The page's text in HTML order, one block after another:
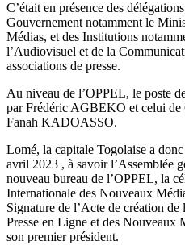
C’était en présence des
Gouvernement notamment le
Médias, et des Institutions
l’Audiovisuel et de la
associations de presse.
Au niveau de l’OPPEL, le poste
par Frédéric AGBEKO et celui de
Fanah
Lomé, la capitale Togolaise a
avril 2023 , à savoir l’Assemblée
nouveau bureau de l’OPPEL, la
Internationale des Nouveaux
Signature de l’Acte de création
Presse en Ligne et des Nouveaux
son premier président.